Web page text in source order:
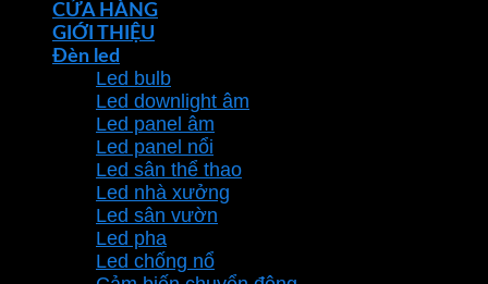
CỬA HÀNG
GIỚI THIỆU
Đèn led
Led bulb
Led downlight âm
Led panel âm
Led panel nổi
Led sân thể thao
Led nhà xưởng
Led sân vườn
Led pha
Led chống nổ